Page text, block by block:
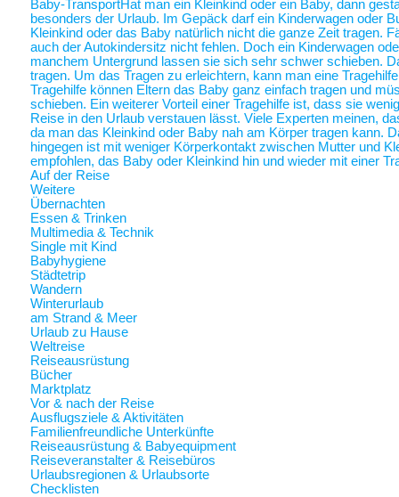
Baby-TransportHat man ein Kleinkind oder ein Baby, dann
besonders der Urlaub. Im Gepäck darf ein Kinderwagen oder
Kleinkind oder das Baby natürlich nicht die ganze Zeit tragen.
auch der Autokindersitz nicht fehlen. Doch ein Kinderwagen
manchem Untergrund lassen sie sich sehr schwer schieben.
tragen. Um das Tragen zu erleichtern, kann man eine
Tragehilfe können Eltern das Baby ganz einfach tragen und
schieben. Ein weiterer Vorteil einer Tragehilfe ist, dass sie
Reise in den Urlaub verstauen lässt. Viele Experten meinen,
da man das Kleinkind oder Baby nah am Körper tragen kann.
hingegen ist mit weniger Körperkontakt zwischen Mutter und
empfohlen, das Baby oder Kleinkind hin und wieder mit einer
Auf der Reise
Weitere
Übernachten
Essen & Trinken
Multimedia & Technik
Single mit Kind
Babyhygiene
Städtetrip
Wandern
Winterurlaub
am Strand & Meer
Urlaub zu Hause
Weltreise
Reiseausrüstung
Bücher
Marktplatz
Vor & nach der Reise
Ausflugsziele & Aktivitäten
Familienfreundliche Unterkünfte
Reiseausrüstung & Babyequipment
Reiseveranstalter & Reisebüros
Urlaubsregionen & Urlaubsorte
Checklisten